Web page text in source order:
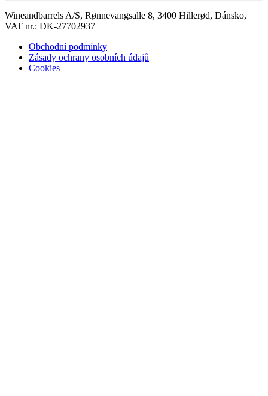
Wineandbarrels A/S, Rønnevangsalle 8, 3400 Hillerød, Dánsko,
VAT nr.: DK-27702937
Obchodní podmínky
Zásady ochrany osobních údajů
Cookies